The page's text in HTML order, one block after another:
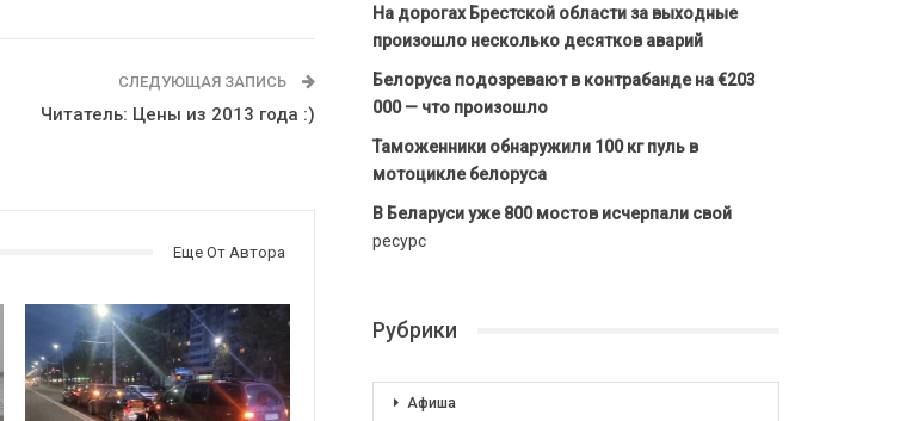
СЛЕДУЮЩАЯ ЗАПИСЬ
Читатель: Цены из 2013 года :)
Еще От Автора
На дорогах Брестской области за выходные
произошло несколько десятков аварий
Белоруса подозревают в контрабанде на €203
000 — что произошло
Таможенники обнаружили 100 кг пуль в
мотоцикле белоруса
В Беларуси уже 800 мостов исчерпали свой
ресурс
Рубрики
Афиша